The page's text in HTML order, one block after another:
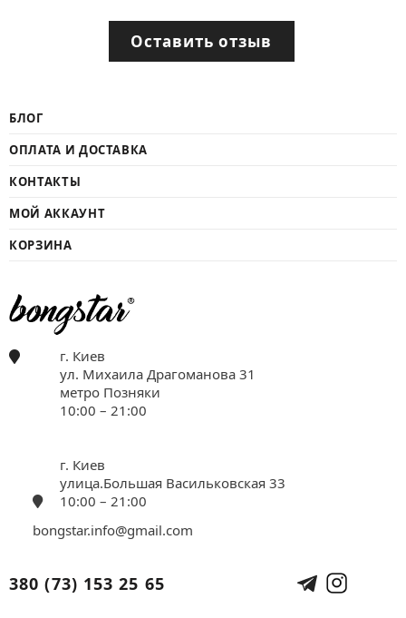
Оставить отзыв
БЛОГ
ОПЛАТА И ДОСТАВКА
КОНТАКТЫ
МОЙ АККАУНТ
КОРЗИНА
г. Киев
ул. Михаила Драгоманова 31
метро Позняки
10:00 – 21:00
г. Киев
улица.Большая Васильковская 33
10:00 – 21:00
bongstar.info@gmail.com
380 (73) 153 25 65